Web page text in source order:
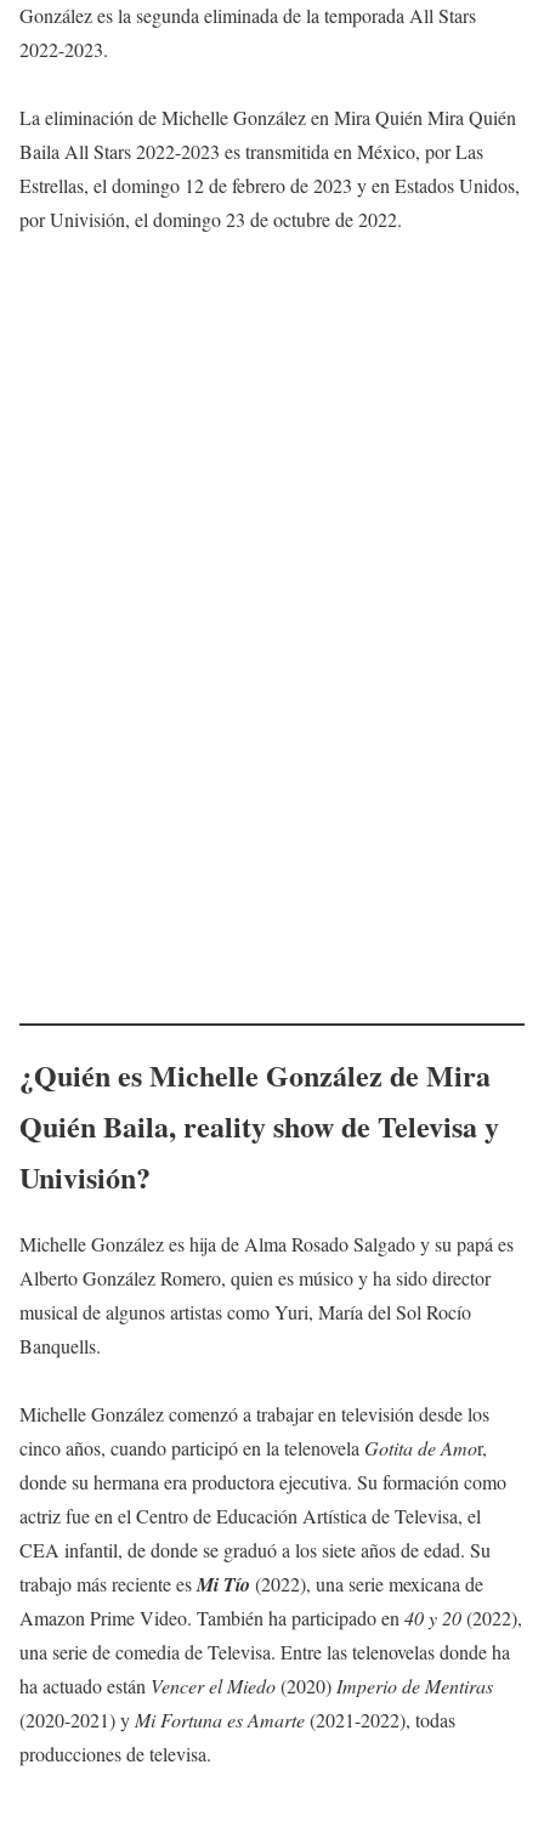
González es la segunda eliminada de la temporada All Stars
2022-2023.
La eliminación de Michelle González en Mira Quién Mira Quién
Baila All Stars 2022-2023 es transmitida en México, por Las
Estrellas, el domingo 12 de febrero de 2023 y en Estados Unidos,
por Univisión, el domingo 23 de octubre de 2022.
¿Quién esMichelle González de Mira
Quién Baila, reality show de Televisa y
Univisión?
Michelle González es hija de Alma Rosado Salgado y su papá es
Alberto González Romero, quien es músico y ha sido director
musical de algunos artistas como Yuri, María del Sol Rocío
Banquells.
Michelle González comenzó a trabajar en televisión desde los
cinco años, cuando participó en la telenovela Gotita de Amor,
donde su hermana era productora ejecutiva. Su formación como
actriz fue en el Centro de Educación Artística de Televisa, el
CEA infantil, de donde se graduó a los siete años de edad. Su
trabajo más reciente esMi Tío (2022), una serie mexicana de
Amazon Prime Video. También ha participado en 40 y 20(2022),
una serie de comedia de Televisa. Entre las telenovelas donde ha
ha actuado están Vencer el Miedo(2020) Imperio de Mentiras
(2020-2021) y Mi Fortuna es Amarte(2021-2022), todas
producciones de televisa.